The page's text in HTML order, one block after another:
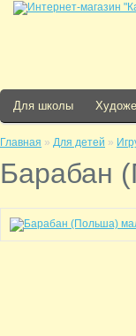
Для школы
Главная » Для детей »
Барабан